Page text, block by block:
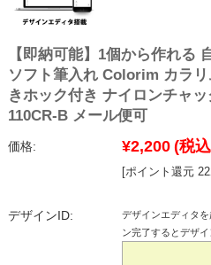
【即納可能】1個から作れる
ソフト筆入れ Colorim カラ
きホック付き ナイロンチャ
110CR-B メール便可
価格: ¥2,200 (税
[ポイント還元
デザインID:
デザインエディタ
ン完了するとデザイ